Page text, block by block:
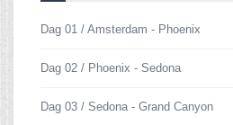
Dag 01 / Amsterdam - Phoenix
Dag 02 / Phoenix - Sedona
Dag 03 / Sedona - Grand Canyon